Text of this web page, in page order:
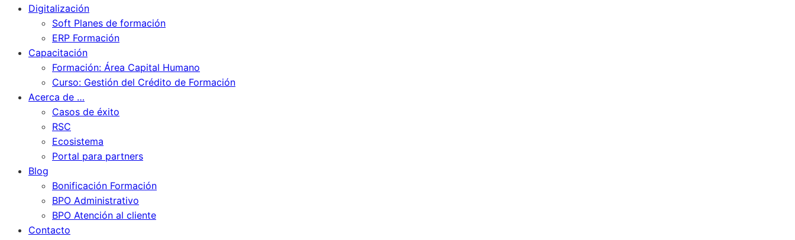
Digitalización
Soft Planes de formación
ERP Formación
Capacitación
Formación: Área Capital Humano
Curso: Gestión del Crédito de Formación
Acerca de …
Casos de éxito
RSC
Ecosistema
Portal para partners
Blog
Bonificación Formación
BPO Administrativo
BPO Atención al cliente
Contacto